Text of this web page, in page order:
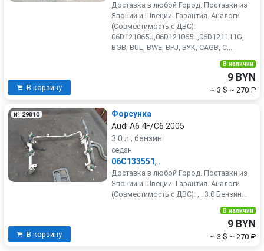
Доставка в любой Город. Поставки из
Японии и Швеции. Гарантия. Аналоги
(Совместимость с ДВС):
06D121065J,06D121065L,06D121111G,
BGB, BUL, BWE, BPJ, BYK, CAGB, C...
В корзину
В наличии
9 BYN
~ 3 $ ~ 270 ₽
№ 29810
Форсунка
Audi A6 4F/C6 2005
3.0 л., бензин
седан
06C133551, .
Доставка в любой Город. Поставки из
Японии и Швеции. Гарантия. Аналоги
(Совместимость с ДВС): , . 3.0 Бензин. .
В корзину
В наличии
9 BYN
~ 3 $ ~ 270 ₽